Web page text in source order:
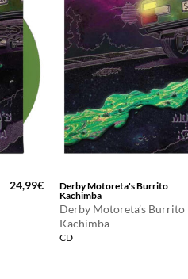
24,99€
Derby Motoreta's Burrito
Kachimba
Derby Motoreta’s Burrito
Kachimba
CD